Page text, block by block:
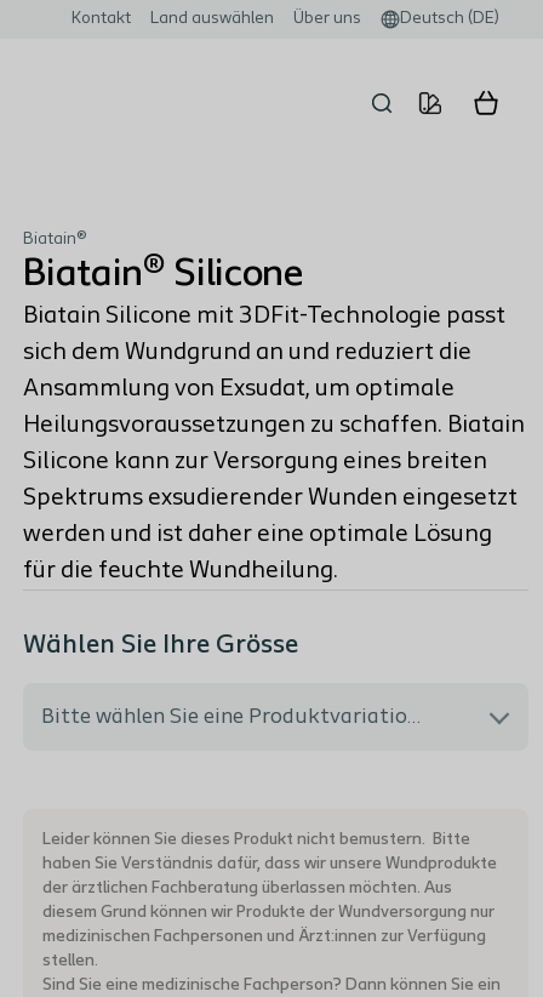
Kontakt Land auswählen Über uns Deutsch (DE)
Biatain®
Biatain® Silicone
Biatain Silicone mit 3DFit-Technologie passt
sich dem Wundgrund an und reduziert die
Ansammlung von Exsudat, um optimale
Heilungsvoraussetzungen zu schaffen. Biatain
Silicone kann zur Versorgung eines breiten
Spektrums exsudierender Wunden eingesetzt
werden und ist daher eine optimale Lösung
für die feuchte Wundheilung.
Wählen Sie Ihre Grösse
Bitte wählen Sie eine Produktvariation aus
334010 - 10x30 cm - MiGeL Rückvergütungsnr.:
35.05.04.05.1 - PH Code: 6662877
Leider können Sie dieses Produkt nicht bemustern. Bitte
haben Sie Verständnis dafür, dass wir unsere Wundprodukte
der ärztlichen Fachberatung überlassen möchten. Aus
diesem Grund können wir Produkte der Wundversorgung nur
medizinischen Fachpersonen und Ärzt:innen zur Verfügung
stellen.
Sind Sie eine medizinische Fachperson? Dann können Sie ein